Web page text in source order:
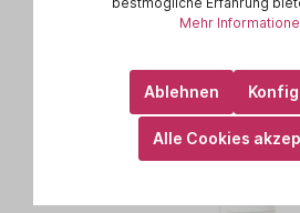
Mehr
Ablehnen
Alle Cookies